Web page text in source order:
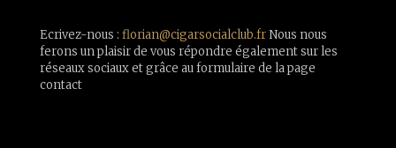
Ecrivez-nous : florian@cigarsocialclub.frNous nous
ferons un plaisir de vous répondre également sur les
réseaux sociaux et grâce au formulaire de la page
contact